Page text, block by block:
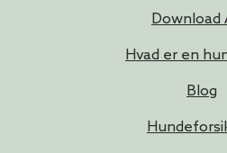
Download
Hvad er en
Blog